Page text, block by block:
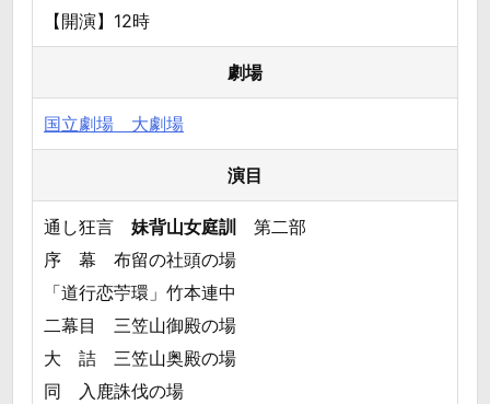
【開演】12時
劇場
国立劇場 大劇場
演目
通し狂言 妹背山女庭訓 第二部
序 幕 布留の社頭の場
「道行恋苧環」竹本連中
二幕目 三笠山御殿の場
大 詰 三笠山奥殿の場
同 入鹿誅伐の場